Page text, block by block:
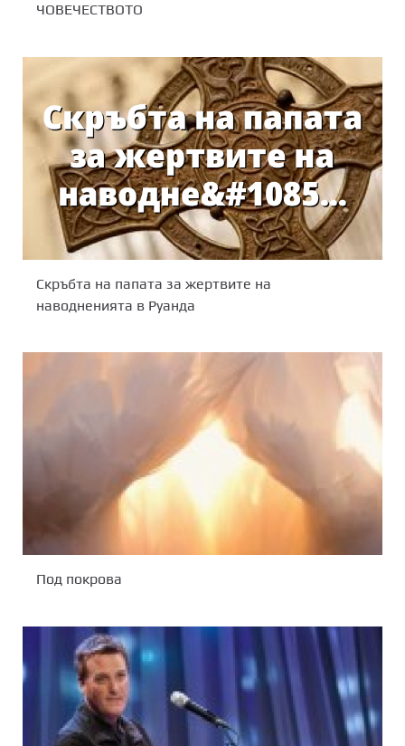
ЧОВЕЧЕСТВОТО
Скръбта на папата за жертвите на
наводненията в Руанда
Под покрова